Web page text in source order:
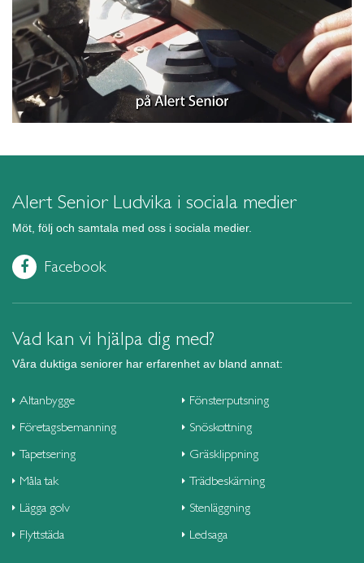
Alert Senior Ludvika i sociala medier
Möt, följ och samtala med oss i sociala medier.
Facebook
Vad kan vi hjälpa dig med?
Våra duktiga seniorer har erfarenhet av bland annat:
Altanbygge
Företagsbemanning
Tapetsering
Måla tak
Lägga golv
Flyttstäda
Fönsterputsning
Snöskottning
Gräsklippning
Trädbeskärning
Stenläggning
Ledsaga